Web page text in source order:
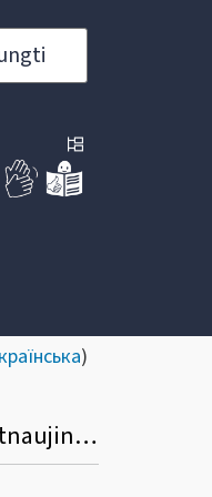
)
Informacinis pranešimas dėl LR nekilnojamojo turto mokesčio įstatymo apibendrinto paaiškinimo (komentaro) atnaujinimo